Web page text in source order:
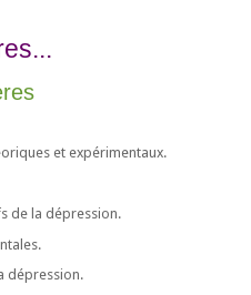
et expérimentaux.
de la dépression.
dépression.